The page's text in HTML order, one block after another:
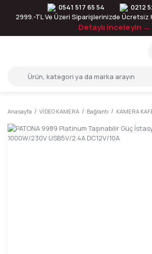
0541 517 65 54
0212
2999.-TL Ve Üzeri Siparişlerinizde
Detaylı inceleyin →
Anasayfa VİDEO KAMERA Bağlantı KAMERA